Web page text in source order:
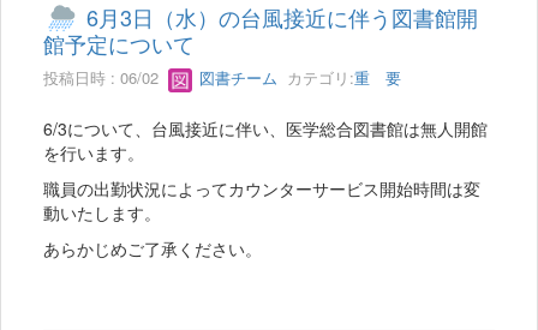
6月3日（水）の台風接近に伴う図書館開
館予定について
投稿日時 : 06/02 図書チーム カテゴリ:重 要
6/3について、台風接近に伴い、医学総合図書館は無人開館
を行います。
職員の出勤状況によってカウンターサービス開始時間は変
動いたします。
あらかじめご了承ください。